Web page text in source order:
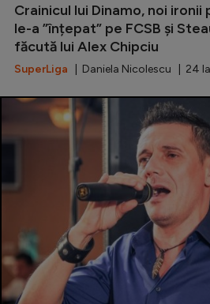
Formula 1
Gimnastică
Rugby
Ciclism
Alte sporturi
JO 2024
JO 2026
Crainicul lui Dinamo, noi ironii
le-a ”înțepat” pe FCSB și
făcută lui Alex Chipciu
SuperLiga | Daniela Nicolescu | 24